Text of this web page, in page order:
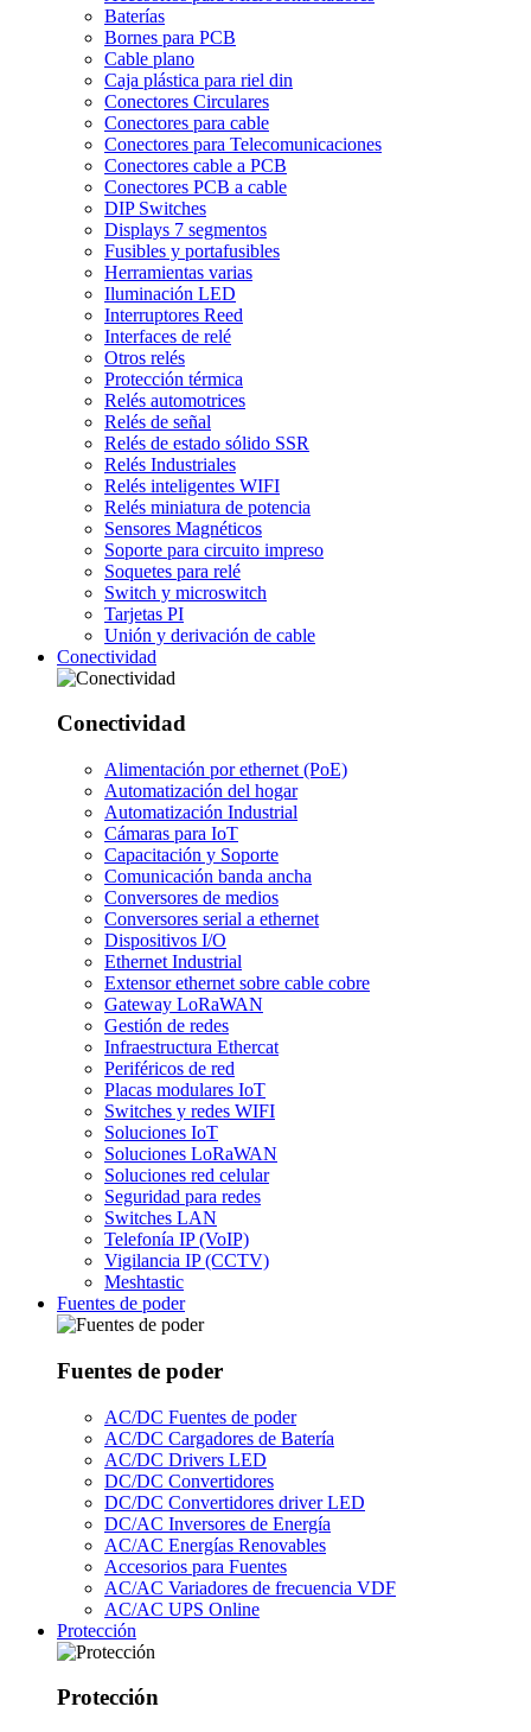
Baterías
Bornes para PCB
Cable plano
Caja plástica para riel din
Conectores Circulares
Conectores para cable
Conectores para Telecomunicaciones
Conectores cable a PCB
Conectores PCB a cable
DIP Switches
Displays 7 segmentos
Fusibles y portafusibles
Herramientas varias
Iluminación LED
Interruptores Reed
Interfaces de relé
Otros relés
Protección térmica
Relés automotrices
Relés de señal
Relés de estado sólido SSR
Relés Industriales
Relés inteligentes WIFI
Relés miniatura de potencia
Sensores Magnéticos
Soporte para circuito impreso
Soquetes para relé
Switch y microswitch
Tarjetas PI
Unión y derivación de cable
Conectividad
Conectividad
Alimentación por ethernet (PoE)
Automatización del hogar
Automatización Industrial
Cámaras para IoT
Capacitación y Soporte
Comunicación banda ancha
Conversores de medios
Conversores serial a ethernet
Dispositivos I/O
Ethernet Industrial
Extensor ethernet sobre cable cobre
Gateway LoRaWAN
Gestión de redes
Infraestructura Ethercat
Periféricos de red
Placas modulares IoT
Switches y redes WIFI
Soluciones IoT
Soluciones LoRaWAN
Soluciones red celular
Seguridad para redes
Switches LAN
Telefonía IP (VoIP)
Vigilancia IP (CCTV)
Meshtastic
Fuentes de poder
Fuentes de poder
AC/DC Fuentes de poder
AC/DC Cargadores de Batería
AC/DC Drivers LED
DC/DC Convertidores
DC/DC Convertidores driver LED
DC/AC Inversores de Energía
AC/AC Energías Renovables
Accesorios para Fuentes
AC/AC Variadores de frecuencia VDF
AC/AC UPS Online
Protección
Protección